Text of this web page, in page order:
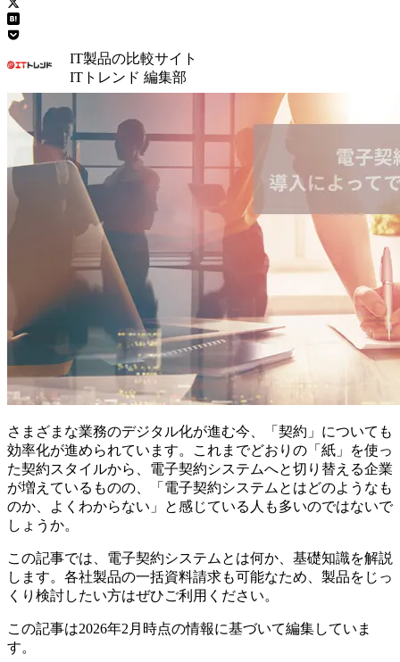
IT製品の比較サイト
ITトレンド 編集部
さまざまな業務のデジタル化が進む今、「契約」についても
効率化が進められています。これまでどおりの「紙」を使っ
た契約スタイルから、電子契約システムへと切り替える企業
が増えているものの、「電子契約システムとはどのようなも
のか、よくわからない」と感じている人も多いのではないで
しょうか。
この記事では、電子契約システムとは何か、基礎知識を解説
します。各社製品の一括資料請求も可能なため、製品をじっ
くり検討したい方はぜひご利用ください。
この記事は2026年2月時点の情報に基づいて編集していま
す。